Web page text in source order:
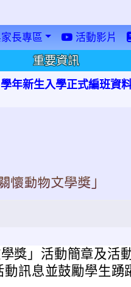
長專區 活動影片
重要資訊
年新生入學正式編班資
懷動物文學獎」
獎」活動簡章及活
訊息並鼓勵學生踴